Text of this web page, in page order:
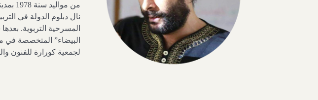
من
المسرحية التربوية.
البيضاء” المتخصصة
لجمعية كورارة للفنون